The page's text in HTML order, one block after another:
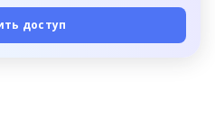
доступ